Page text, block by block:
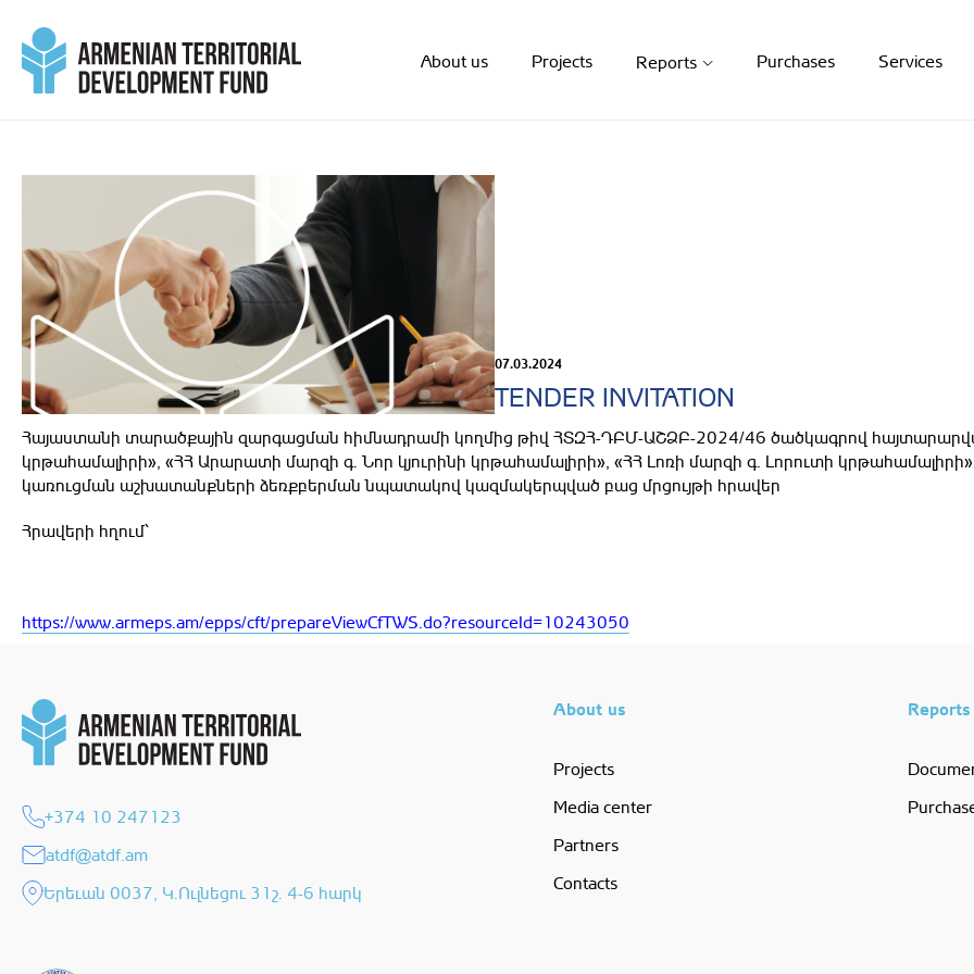
About us Projects Reports Purchases Services
07.03.2024
TENDER INVITATION
Հայաստանի տարածքային զարգացման հիմնադրամի կողմից թիվ ՀՏԶՀ-ԴԲՄ-ԱՇՁԲ-2024/46 ծածկագրով
կրթահամալիրի», «ՀՀ Արարատի մարզի գ. Նոր կյուրինի կրթահամալիրի», «ՀՀ Լոռի մարզի գ. Լորուտի
կառուցման աշխատանքների ձեռքբերման նպատակով կազմակերպված բաց մրցույթի հրավեր
Հրավերի հղում՝
https://www.armeps.am/epps/cft/prepareViewCfTWS.do?resourceId=10243050
+374 10 247123
atdf@atdf.am
Երեւան 0037, Կ.Ուլնեցու 31շ. 4-6 հարկ
About us
Projects
Media center
Partners
Contacts
Reports